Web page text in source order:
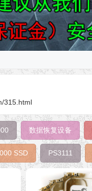
315.html
数据恢复设备
SSD PS3111